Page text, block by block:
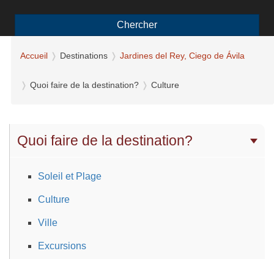
Chercher
Accueil Destinations Jardines del Rey, Ciego de Ávila
Quoi faire de la destination? Culture
Quoi faire de la destination?
Soleil et Plage
Culture
Ville
Excursions